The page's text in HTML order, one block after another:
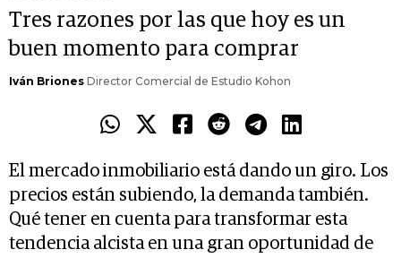
Tres razones por las que hoy es un
buen momento para comprar
Iván Briones Director Comercial de Estudio Kohon
El mercado inmobiliario está dando un giro. Los
precios están subiendo, la demanda también.
Qué tener en cuenta para transformar esta
tendencia alcista en una gran oportunidad de